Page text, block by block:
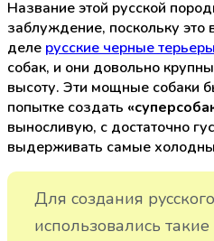
Название этой русской
заблуждение, поскольку это
деле русские черные терьеры
собак, и они довольно
высоту. Эти мощные собаки
попытке создать
выносливую, с достаточно
выдерживать самые
Для создания
использовались